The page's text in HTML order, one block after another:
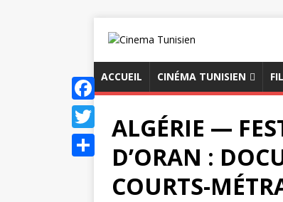
ACCUEIL CINÉMA TUNISIEN
ALGÉRIE —
D’ORAN :
COURTS-
F
a
c
T